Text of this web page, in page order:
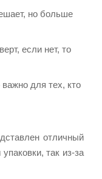
но больше
если нет, то
для тех, кто
отличный
так из-за